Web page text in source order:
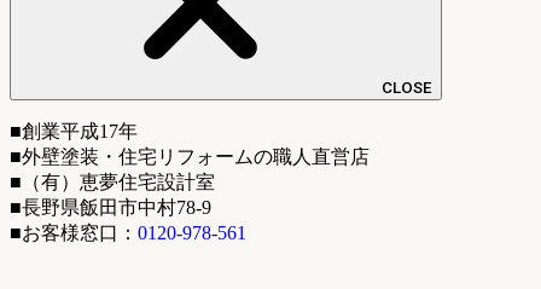
CLOSE
■創業平成17年
■外壁塗装・住宅リフォームの職人直営店
■（有）恵夢住宅設計室
■長野県飯田市中村78-9
■お客様窓口： 0120-978-561